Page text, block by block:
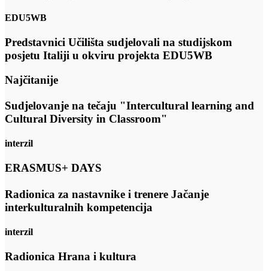
EDU5WB
Predstavnici Učilišta sudjelovali na studijskom
posjetu Italiji u okviru projekta EDU5WB
Najčitanije
Sudjelovanje na tečaju "Intercultural learning and
Cultural Diversity in Classroom"
interzil
ERASMUS+ DAYS
Radionica za nastavnike i trenere Jačanje
interkulturalnih kompetencija
interzil
Radionica Hrana i kultura